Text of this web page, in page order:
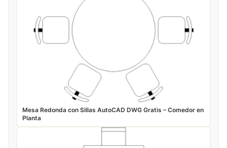
Mesa Redonda con Sillas AutoCAD DWG Gratis – Comedor en
Planta